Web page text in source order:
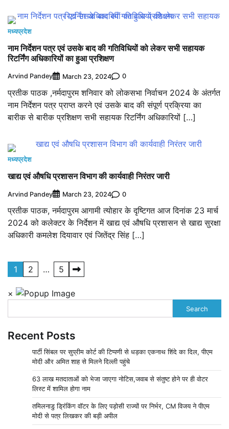
मध्यप्रदेश
नाम निर्देशन पत्र एवं उसके बाद की गतिविधियों को लेकर सभी सहायक
रिटर्निंग अधिकारियों का हुआ प्रशिक्षण
Arvind Pandey March 23, 2024 0
प्रतीक पाठक ,नर्मदापुरम शनिवार को लोकसभा निर्वाचन 2024 के अंतर्गत
नाम निर्देशन पत्र प्राप्त करने एवं उसके बाद की संपूर्ण प्रक्रिया का
बारीक से बारीक प्रशिक्षण सभी सहायक रिटर्निंग अधिकारियों […]
मध्यप्रदेश
खाद्य एवं औषधि प्रशासन विभाग की कार्यवाही निरंतर जारी
Arvind Pandey March 23, 2024 0
प्रतीक पाठक, नर्मदापुरम आगामी त्योहार के दृष्टिगत आज दिनांक 23 मार्च
2024 को कलेक्टर के निर्देशन में खाद्य एवं औषधि प्रशासन से खाद्य सुरक्षा
अधिकारी कमलेश दियावार एवं जितेंद्र सिंह […]
Posts
pagination
1 2 … 5
×
Search
Recent Posts
पार्टी सिंबल पर सुप्रीम कोर्ट की टिप्पणी से धड़का एकनाथ शिंदे का दिल, पीएम
मोदी और अमित शाह से मिलने दिल्ली पहुंचे
63 लाख मतदाताओं को भेजा जाएगा नोटिस,जवाब से संतुष्ट होने पर ही वोटर
लिस्ट में शामिल होगा नाम
तमिलनाडु ड्रिंकिंग वॉटर के लिए पड़ोसी राज्यों पर निर्भर, CM विजय ने पीएम
मोदी से पत्र लिखकर की बड़ी अपील